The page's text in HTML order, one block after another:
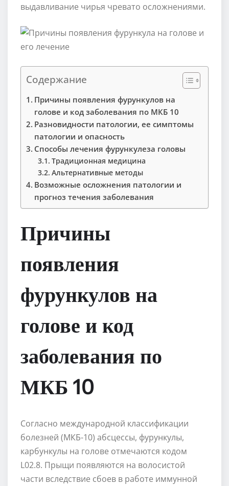
выдавливание чирья чревато осложнениями.
Содержание
Причины появления фурункулов на
голове и код заболевания по МКБ 10
Разновидности патологии, ее симптомы
патологии и опасность
Способы лечения фурункулеза головы
Традиционная медицина
Альтернативные методы
Возможные осложнения патологии и
прогноз течения заболевания
Причины
появления
фурункулов на
голове и код
заболевания по
МКБ 10
Согласно международной классификации
болезней (МКБ-10) абсцессы, фурункулы,
карбункулы на голове отмечаются кодом
L02.8. Прыщи появляются на волосистой
части вследствие сбоев в работе иммунной